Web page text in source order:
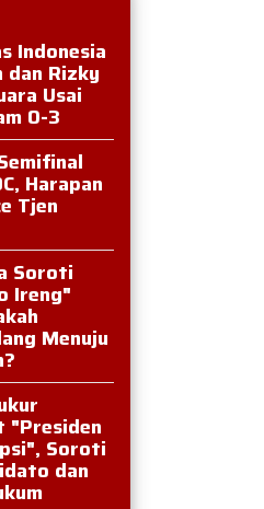
Indonesia
dan Rizky
Usai
0-3
Harapan
Tjen
Soroti
Ireng"
Menuju
"Presiden
Soroti
dan